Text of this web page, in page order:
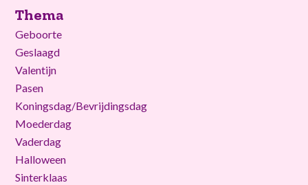
Thema
Geboorte
Geslaagd
Valentijn
Pasen
Koningsdag/Bevrijdingsdag
Moederdag
Vaderdag
Halloween
Sinterklaas